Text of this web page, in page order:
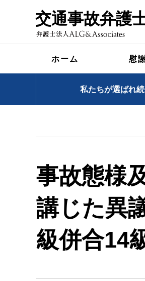
交通事故弁護
ホーム 慰
私たちが選ばれ
事故態様
講じた異
級併合14